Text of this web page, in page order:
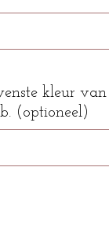
kleur van
(optioneel)